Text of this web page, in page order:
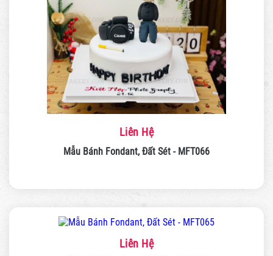
Liên Hệ
Mẫu Bánh Fondant, Đất Sét - MFT066
Liên Hệ